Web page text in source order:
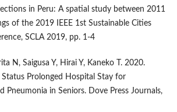
in Peru: A spatial study between 2011
of the 2019 IEEE 1st Sustainable Cities
SCLA 2019, pp. 1-4
N, Saigusa Y, Hirai Y, Kaneko T. 2020.
Status Prolonged Hospital Stay for
Pneumonia in Seniors. Dove Press Journals,